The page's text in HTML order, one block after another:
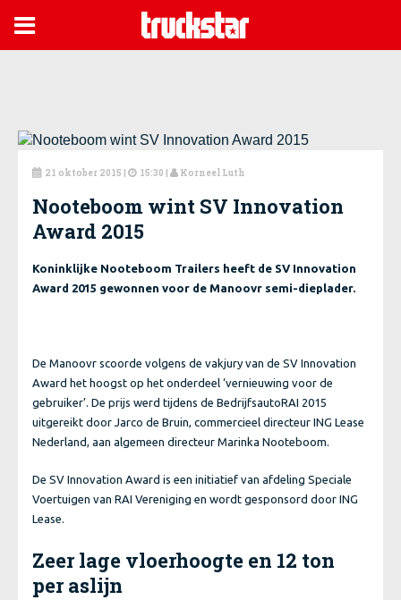

 21 oktober 2015 |  15:30 |  Korneel Luth
Nooteboom wint SV Innovation
Award 2015
Koninklijke Nooteboom Trailers heeft de SV Innovation
Award 2015 gewonnen voor de Manoovr semi-dieplader.
De Manoovr scoorde volgens de vakjury van de SV Innovation
Award het hoogst op het onderdeel ‘vernieuwing voor de
gebruiker’. De prijs werd tijdens de BedrijfsautoRAI 2015
uitgereikt door Jarco de Bruin, commercieel directeur ING Lease
Nederland, aan algemeen directeur Marinka Nooteboom.
De SV Innovation Award is een initiatief van afdeling Speciale
Voertuigen van RAI Vereniging en wordt gesponsord door ING
Lease.
Zeer lage vloerhoogte en 12 ton
per aslijn